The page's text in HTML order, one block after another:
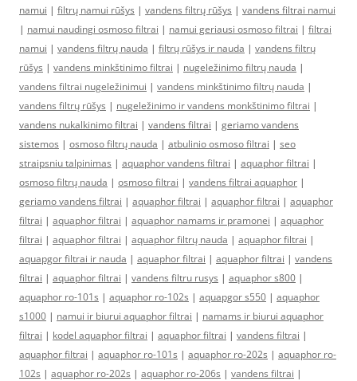
namui | filtrų namui rūšys | vandens filtrų rūšys | vandens filtrai namui
| namui naudingi osmoso filtrai | namui geriausi osmoso filtrai | filtrai
namui | vandens filtrų nauda | filtrų rūšys ir nauda | vandens filtrų
rūšys | vandens minkštinimo filtrai | nugeležinimo filtrų nauda |
vandens filtrai nugeležinimui | vandens minkštinimo filtrų nauda |
vandens filtrų rūšys | nugeležinimo ir vandens monkštinimo filtrai |
vandens nukalkinimo filtrai | vandens filtrai | geriamo vandens
sistemos | osmoso filtrų nauda | atbulinio osmoso filtrai | seo
straipsniu talpinimas | aquaphor vandens filtrai | aquaphor filtrai |
osmoso filtrų nauda | osmoso filtrai | vandens filtrai aquaphor |
geriamo vandens filtrai | aquaphor filtrai | aquaphor filtrai | aquaphor
filtrai | aquaphor filtrai | aquaphor namams ir pramonei | aquaphor
filtrai | aquaphor filtrai | aquaphor filtrų nauda | aquaphor filtrai |
aquapgor filtrai ir nauda | aquaphor filtrai | aquaphor filtrai | vandens
filtrai | aquaphor filtrai | vandens filtru rusys | aquaphor s800 |
aquaphor ro-101s | aquaphor ro-102s | aquapgor s550 | aquaphor
s1000 | namui ir biurui aquaphor filtrai | namams ir biurui aquaphor
filtrai | kodel aquaphor filtrai | aquaphor filtrai | vandens filtrai |
aquaphor filtrai | aquaphor ro-101s | aquaphor ro-202s | aquaphor ro-
102s | aquaphor ro-202s | aquaphor ro-206s | vandens filtrai |